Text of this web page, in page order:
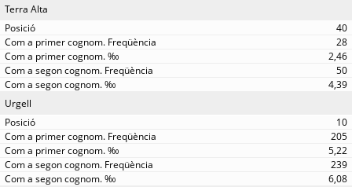
Terra Alta
40
28
2,46
50
4,39
Urgell
10
205
5,22
239
6,08